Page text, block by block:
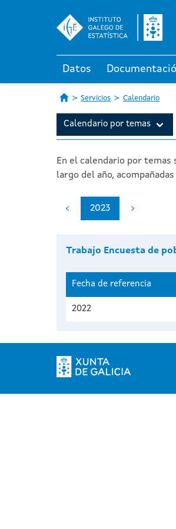
Datos
Servicios Calendario
Calendario por temas
En el calendario por
largo del año,
2023
Trabajo Encuesta de
Fecha de referencia
2022